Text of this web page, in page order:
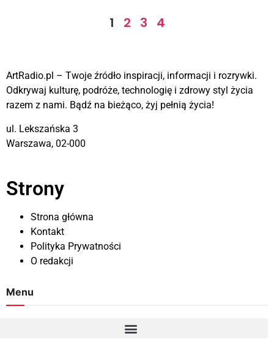
1 2 3 4
ArtRadio.pl – Twoje źródło inspiracji, informacji i rozrywki.
Odkrywaj kulturę, podróże, technologię i zdrowy styl życia
razem z nami. Bądź na bieżąco, żyj pełnią życia!
ul. Lekszańska 3
Warszawa, 02-000
Strony
Strona główna
Kontakt
Polityka Prywatności
O redakcji
Menu